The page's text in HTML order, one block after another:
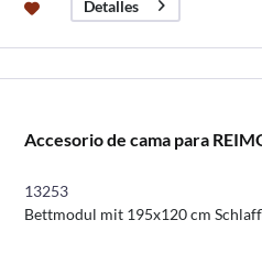
Detalles
Accesorio de cama para
13253
Bettmodul mit 195x120 cm